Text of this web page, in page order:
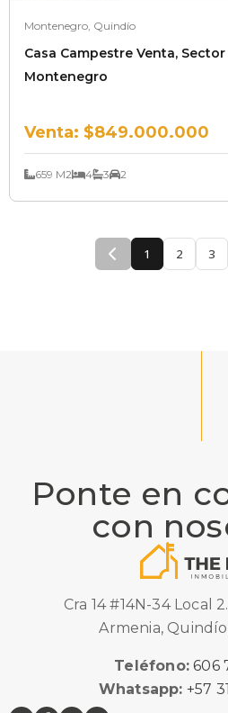
Montenegro, Quindío
Casa Campestre Venta,
Montenegro
Venta: $849.000.000
659 M2 4 3 2
1 2 3
Ponte en
con
Cra 14 #14N-34 Local
Armenia,
Teléfono: 606
Whatsapp: +57